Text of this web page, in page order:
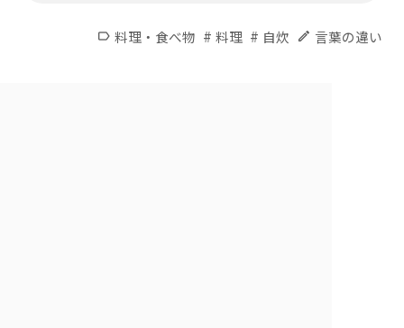
label 料理・食べ物 # 料理 # 自炊 edit 言葉の違い